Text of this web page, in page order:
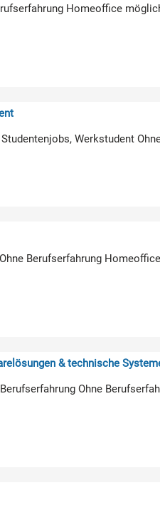
Homeoffice
Werkstudent
Berufserfahrung
& technische
Ohne